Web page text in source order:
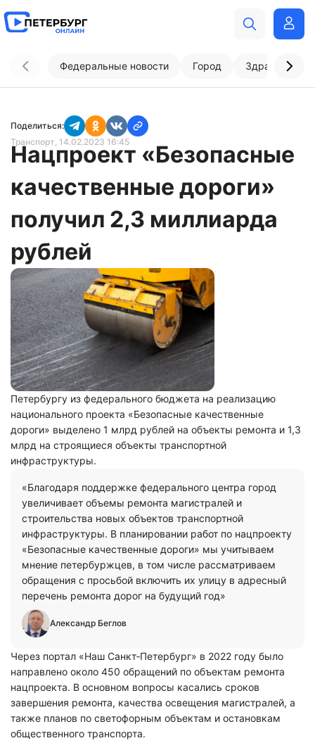
Федеральные новости Город
Поделиться:
Транспорт, 14.02.2023 16:45
Нацпроект «Безопасные
качественные дороги»
получил 2,3 миллиарда
рублей
Петербургу из федерального бюджета на реализацию
национального проекта «Безопасные качественные
дороги» выделено 1 млрд рублей на объекты ремонта и 1,3
млрд на строящиеся объекты транспортной
инфраструктуры.
«Благодаря поддержке федерального центра город
увеличивает объемы ремонта магистралей и
строительства новых объектов транспортной
инфраструктуры. В планировании работ по нацпроекту
«Безопасные качественные дороги» мы учитываем
мнение петербуржцев, в том числе рассматриваем
обращения с просьбой включить их улицу в адресный
перечень ремонта дорог на будущий год»
Александр Беглов
Через портал «Наш Санкт‑Петербург» в 2022 году было
направлено около 450 обращений по объектам ремонта
нацпроекта. В основном вопросы касались сроков
завершения ремонта, качества освещения магистралей, а
также планов по светофорным объектам и остановкам
общественного транспорта.